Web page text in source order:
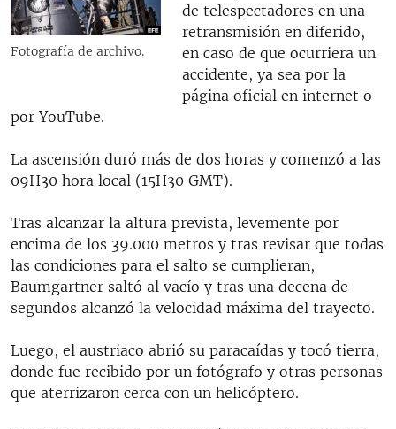
Fotografía de archivo.
de telespectadores en una
retransmisión en diferido,
en caso de que ocurriera un
accidente, ya sea por la
página oficial en internet o
por YouTube.
La ascensión duró más de dos horas y comenzó a las
09H30 hora local (15H30 GMT).
Tras alcanzar la altura prevista, levemente por
encima de los 39.000 metros y tras revisar que todas
las condiciones para el salto se cumplieran,
Baumgartner saltó al vacío y tras una decena de
segundos alcanzó la velocidad máxima del trayecto.
Luego, el austriaco abrió su paracaídas y tocó tierra,
donde fue recibido por un fotógrafo y otras personas
que aterrizaron cerca con un helicóptero.